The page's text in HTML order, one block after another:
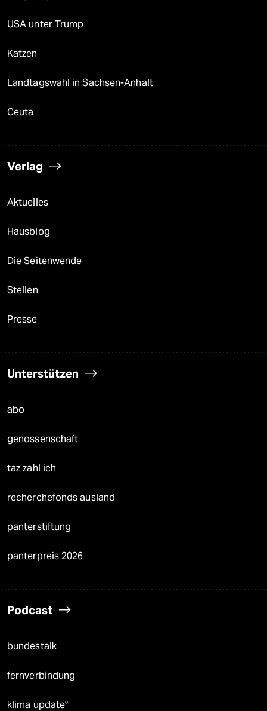
USA unter Trump
Katzen
Landtagswahl in Sachsen-Anhalt
Ceuta
Verlag
Aktuelles
Hausblog
Die Seitenwende
Stellen
Presse
Unterstützen
abo
genossenschaft
taz zahl ich
recherchefonds ausland
panterstiftung
panterpreis 2026
Podcast
bundestalk
fernverbindung
klima update°